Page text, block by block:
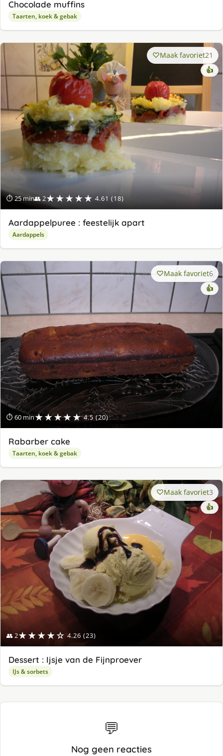
Chocolade muffins
Taarten, koek & gebak
⏱ 25 min👥 2★★★★★ 4.61 (18)
Maak favoriet21
👍
Aardappelpuree : feestelijk apart
Aardappels
⏱ 60 min★★★★★ 4.5 (20)
Maak favoriet6
👍
Rabarber cake
Taarten, koek & gebak
👥 2★★★★☆ 4.26 (23)
Maak favoriet3
👍
Dessert : Ijsje van de Fijnproever
IJs & sorbets
💬
Nog geen reacties